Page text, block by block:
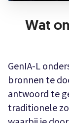
Wat
GenIA-L
bronnen te
antwoord te
traditionele